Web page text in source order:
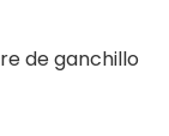
de ganchillo